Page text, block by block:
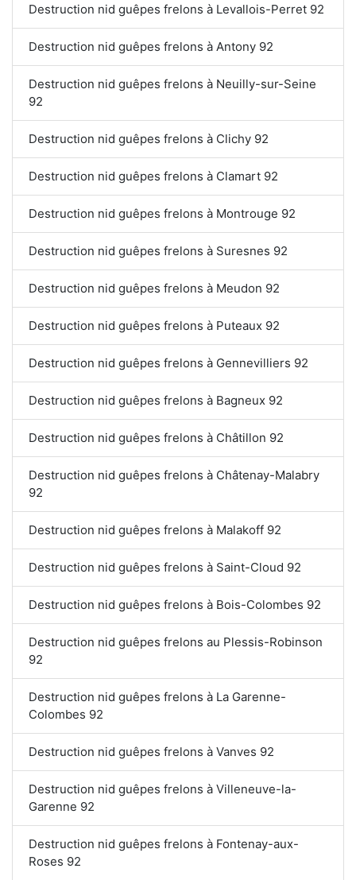
Destruction nid guêpes frelons à Levallois-Perret 92
Destruction nid guêpes frelons à Antony 92
Destruction nid guêpes frelons à Neuilly-sur-Seine
92
Destruction nid guêpes frelons à Clichy 92
Destruction nid guêpes frelons à Clamart 92
Destruction nid guêpes frelons à Montrouge 92
Destruction nid guêpes frelons à Suresnes 92
Destruction nid guêpes frelons à Meudon 92
Destruction nid guêpes frelons à Puteaux 92
Destruction nid guêpes frelons à Gennevilliers 92
Destruction nid guêpes frelons à Bagneux 92
Destruction nid guêpes frelons à Châtillon 92
Destruction nid guêpes frelons à Châtenay-Malabry
92
Destruction nid guêpes frelons à Malakoff 92
Destruction nid guêpes frelons à Saint-Cloud 92
Destruction nid guêpes frelons à Bois-Colombes 92
Destruction nid guêpes frelons au Plessis-Robinson
92
Destruction nid guêpes frelons à La Garenne-
Colombes 92
Destruction nid guêpes frelons à Vanves 92
Destruction nid guêpes frelons à Villeneuve-la-
Garenne 92
Destruction nid guêpes frelons à Fontenay-aux-
Roses 92